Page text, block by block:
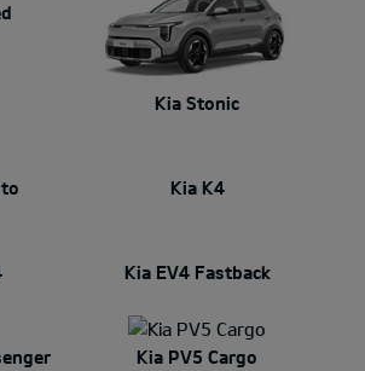
Kia Stonic
Kia K4
Kia EV4 Fastback
Kia PV5 Cargo